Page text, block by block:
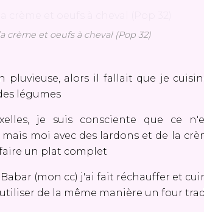
crème et oeufs à cheval (Pop 32)
pluvieuse, alors il fallait que je
légumes
je suis consciente que ce
moi avec des lardons et de la
un plat complet
(mon cc) j'ai fait réchauffer et
utiliser de la même manière un four